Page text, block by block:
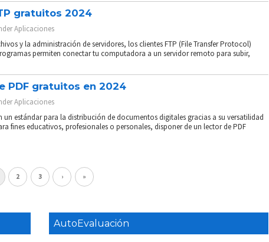
gratuitos 2024
Aplicaciones
y la administración de servidores, los clientes FTP (File Transfer Protocol)
permiten conectar tu computadora a un servidor remoto para subir,
PDF gratuitos en 2024
Aplicaciones
un estándar para la distribución de documentos digitales gracias a su versatilidad
fines educativos, profesionales o personales, disponer de un lector de PDF
2 3 › »
AutoEvaluación